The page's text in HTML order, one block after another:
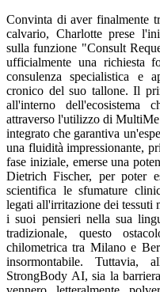
Convinta di aver finalmente
calvario, Charlotte prese
sulla funzione "Consult
ufficialmente una richiesta
consulenza specialistica e
cronico del suo tallone. Il
all'interno dell'ecosistema
attraverso l'utilizzo di
integrato che garantiva
una fluidità impressionante,
fase iniziale, emerse una
Dietrich Fischer, per poter
scientifica le sfumature
legati all'irritazione dei tessuti
i suoi pensieri nella sua
tradizionale, questo
chilometrica tra Milano e
insormontabile. Tuttavia,
StrongBody AI, sia la